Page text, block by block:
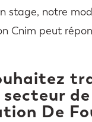
stage, notre
Cnim peut
De